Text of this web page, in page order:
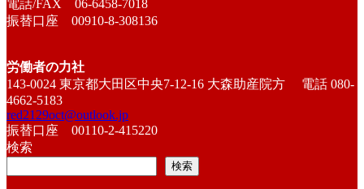
電話/FAX 06-6458-7018
振替口座 00910-8-308136
労働者の力社
143-0024 東京都大田区中央7-12-16 大森助産院方 電話 080-
4662-5183
red2129oct@outlook.jp
振替口座 00110-2-415220
検索
検索